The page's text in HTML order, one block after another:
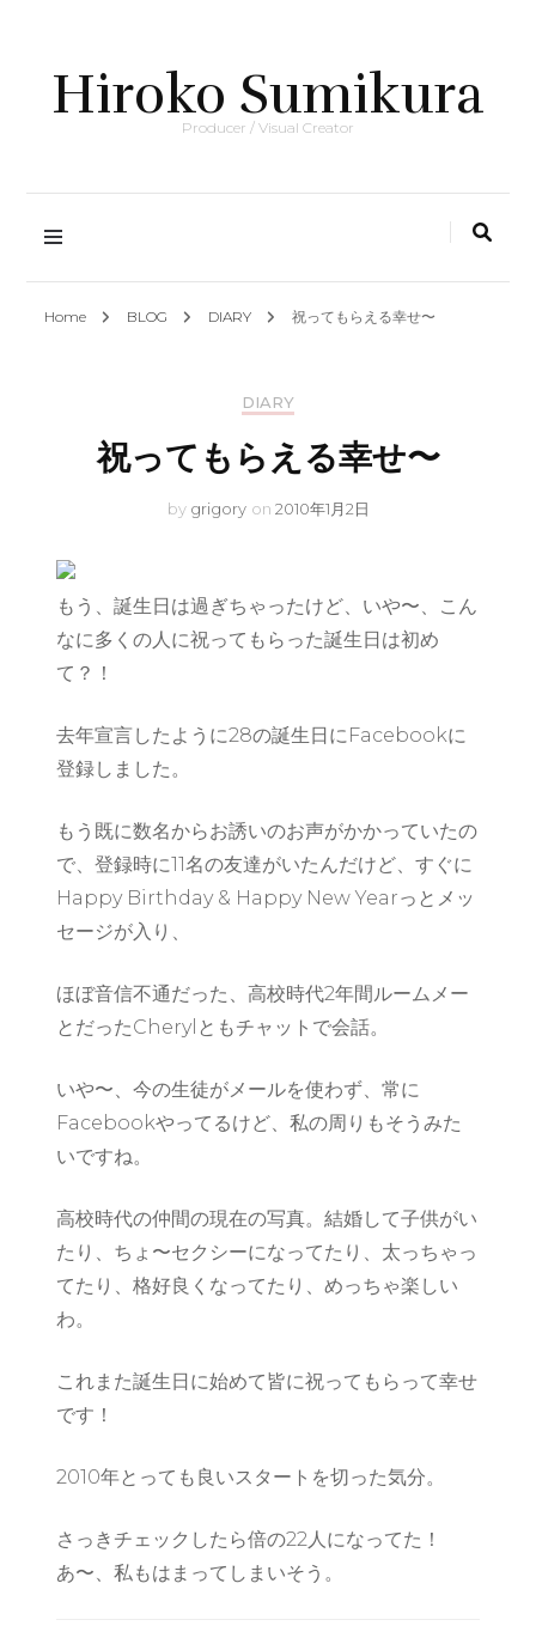
Hiroko Sumikura
Producer / Visual Creator
Home BLOG DIARY 祝ってもらえる幸せ〜
DIARY
祝ってもらえる幸せ〜
by grigory on 2010年1月2日
もう、誕生日は過ぎちゃったけど、いや〜、こん
なに多くの人に祝ってもらった誕生日は初め
て？！
去年宣言したように28の誕生日にFacebookに
登録しました。
もう既に数名からお誘いのお声がかかっていたの
で、登録時に11名の友達がいたんだけど、すぐに
Happy Birthday & Happy New Yearっとメッ
セージが入り、
ほぼ音信不通だった、高校時代2年間ルームメー
とだったCherylともチャットで会話。
いや〜、今の生徒がメールを使わず、常に
Facebookやってるけど、私の周りもそうみた
いですね。
高校時代の仲間の現在の写真。結婚して子供がい
たり、ちょ〜セクシーになってたり、太っちゃっ
てたり、格好良くなってたり、めっちゃ楽しい
わ。
これまた誕生日に始めて皆に祝ってもらって幸せ
です！
2010年とっても良いスタートを切った気分。
さっきチェックしたら倍の22人になってた！
あ〜、私もはまってしまいそう。